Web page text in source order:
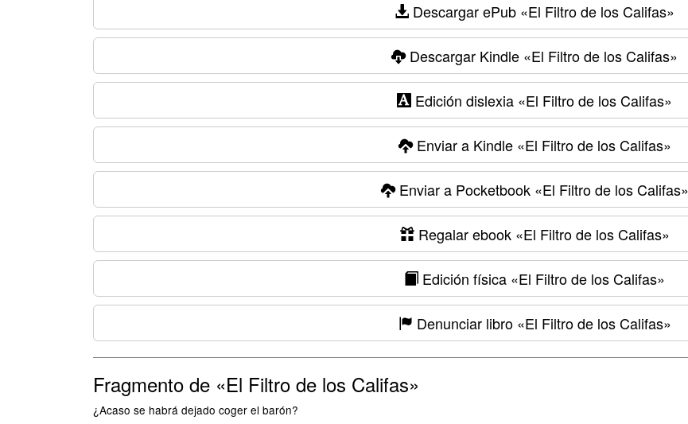
Descargar ePub «El Filtro de los Califas»
Descargar Kindle «El Filtro de los Califas»
Edición dislexia «El Filtro de los Califas»
Enviar a Kindle«El Filtro de los Califas»
Enviar a Pocketbook«El Filtro de los Califas»
Regalar ebook«El Filtro de los Califas»
Edición física «El Filtro de los Califas»
Denunciar libro«El Filtro de los Califas»
Fragmento de «El Filtro de los Califas»
¿Acaso se habrá dejado coger el barón?